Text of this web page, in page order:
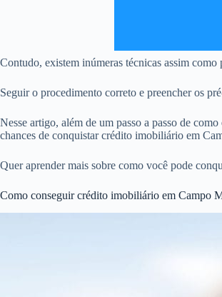
Contudo, existem inúmeras técnicas assim
Seguir o procedimento correto e preencher os
Nesse artigo, além de um passo a passo de
chances de conquistar crédito imobiliário em
Quer aprender mais sobre como você pode
Como conseguir crédito imobiliário em Campo